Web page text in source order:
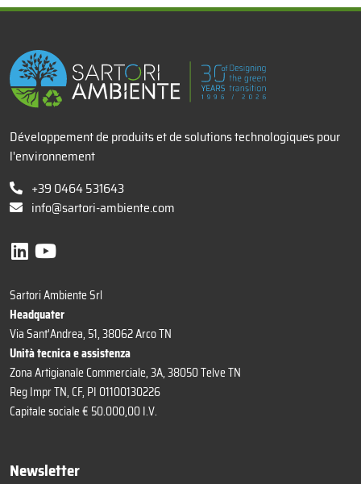
x
Développement de produits et de solutions technologiques pour
l'environnement
+39 0464 531643
info@sartori-ambiente.com
Sartori Ambiente Srl
Headquater
Via Sant'Andrea, 51, 38062 Arco TN
Unità tecnica e assistenza
Zona Artigianale Commerciale, 3A, 38050 Telve TN
Reg Impr TN, CF, PI 01100130226
Capitale sociale € 50.000,00 I.V.
Newsletter